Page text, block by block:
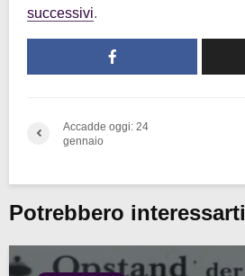
successivi.
Accadde oggi: 24
gennaio
Potrebbero interessarti